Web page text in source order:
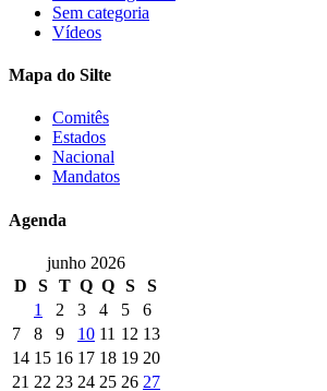
Sem categoria
Vídeos
Mapa do Silte
Comitês
Estados
Nacional
Mandatos
Agenda
junho 2026
D
S T Q Q S
S
1
2 3 4 5
6
7
8 9 10 11 12 13
14 15 16 17 18 19 20
21 22 23 24 25 26 27